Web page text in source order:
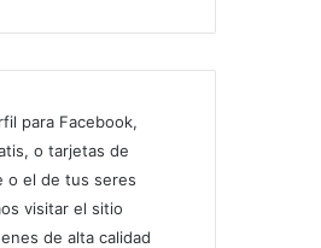
para Facebook,
o tarjetas de
o el de tus seres
visitar el sitio
de alta calidad